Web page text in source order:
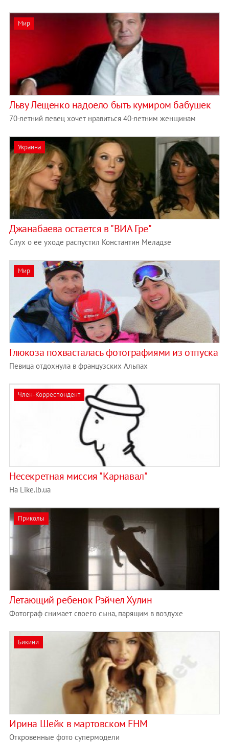
Мир
Льву Лещенко надоело быть кумиром бабушек
70-летний певец хочет нравиться 40-летним женщинам
Украина
Джанабаева остается в "ВИА Гре"
Слух о ее уходе распустил Константин Меладзе
Мир
Глюкоза похвасталась фотографиями из отпуска
Певица отдохнула в французских Альпах
Член-Корреспондент
Несекретная миссия "Карнавал"
На Like.lb.ua
Приколы
Летающий ребенок Рэйчел Хулин
Фотограф снимает своего сына, парящим в воздухе
Бикини
Ирина Шейк в мартовском FHM
Откровенные фото супермодели